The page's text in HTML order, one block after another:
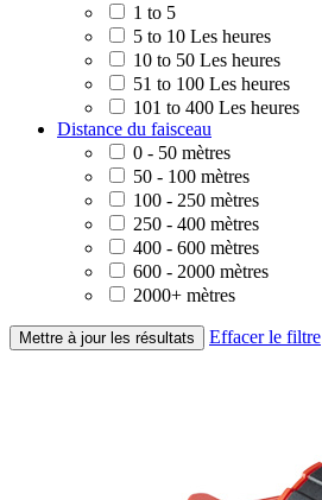
1 to 5
5 to 10 Les heures
10 to 50 Les heures
51 to 100 Les heures
101 to 400 Les heures
Distance du faisceau
0 - 50 mètres
50 - 100 mètres
100 - 250 mètres
250 - 400 mètres
400 - 600 mètres
600 - 2000 mètres
2000+ mètres
Mettre à jour les résultats Effacer le filtre